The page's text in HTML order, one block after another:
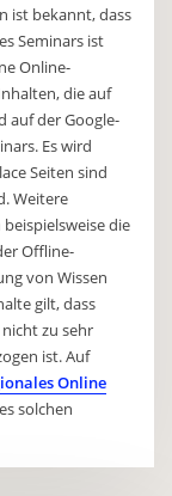
ist bekannt, dass
Seminars ist
Online-
die auf
auf der Google-
Es wird
Seiten sind
Weitere
die
Offline-
von Wissen
gilt, dass
zu sehr
ist. Auf
Online
solchen